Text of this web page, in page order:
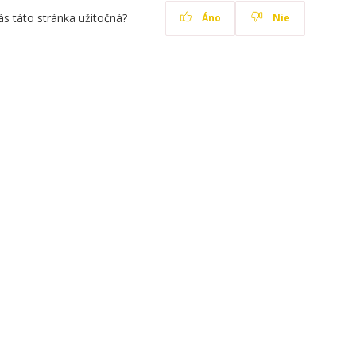
táto stránka užitočná? Áno Nie